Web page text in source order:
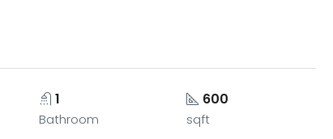
1
Bathroom
600
sqft